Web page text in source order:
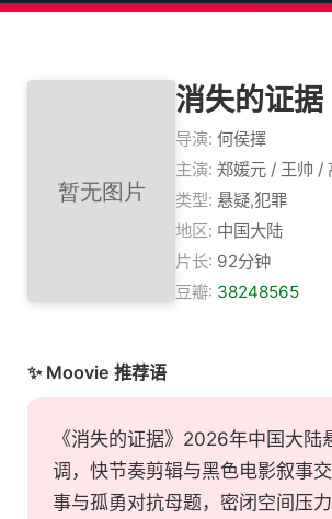
消失的证据
导演: 何侯擇
主演: 郑媛元 / 王帅 /
类型: 悬疑,犯罪
地区: 中国大陆
片长: 92分钟
豆瓣: 38248565
✨ Moovie 推荐语
《消失的证据》2026年中国大
调，快节奏剪辑与黑色电影叙事
事与孤勇对抗母题，密闭空间压